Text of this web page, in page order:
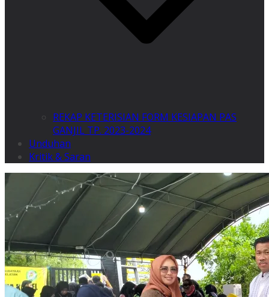
REKAP KETERISIAN FORM KESIAPAN PAS
GANJIL TP. 2023-2024
Unduhan
Kritik & Saran